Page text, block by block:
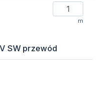
m
SW przewód